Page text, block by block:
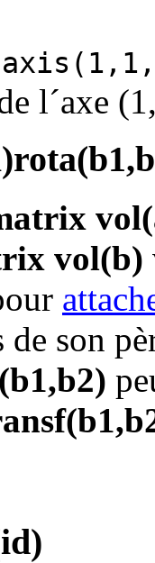
l´axe
vol(b)
de son